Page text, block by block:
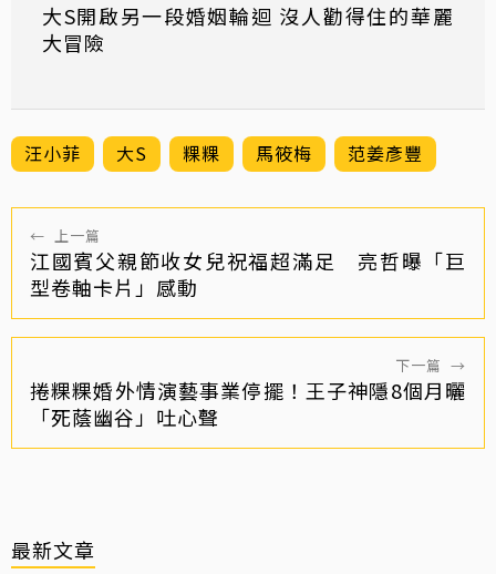
大S開啟另一段婚姻輪迴 沒人勸得住的華麗
大冒險
汪小菲 大S 粿粿 馬筱梅 范姜彥豐
← 上一篇
江國賓父親節收女兒祝福超滿足 亮哲曝「巨
型卷軸卡片」感動
下一篇 →
捲粿粿婚外情演藝事業停擺！王子神隱8個月曬
「死蔭幽谷」吐心聲
最新文章